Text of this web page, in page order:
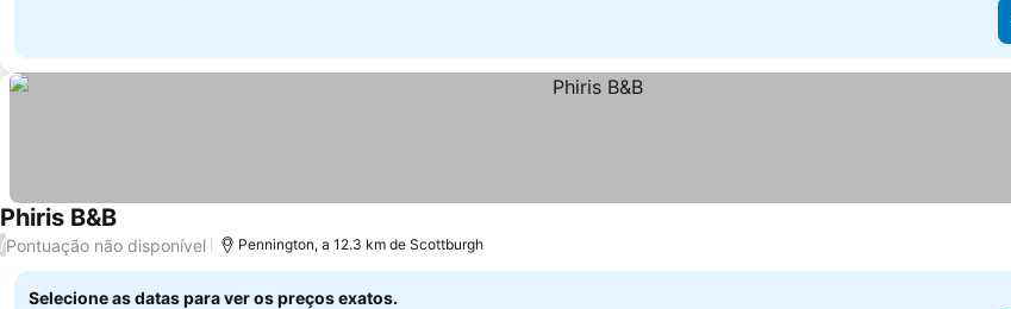
Phiris B&B
/Pontuação não disponível Pennington, a 12.3 km de Scottburgh
Selecione as datas para ver os preços exatos.